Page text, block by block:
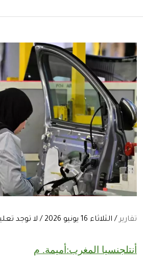
تقارير/ الثلاثاء 16 يونيو 2026 / لا توجد تعليقات:
أنتلجنسيا المغرب:أميمة. م